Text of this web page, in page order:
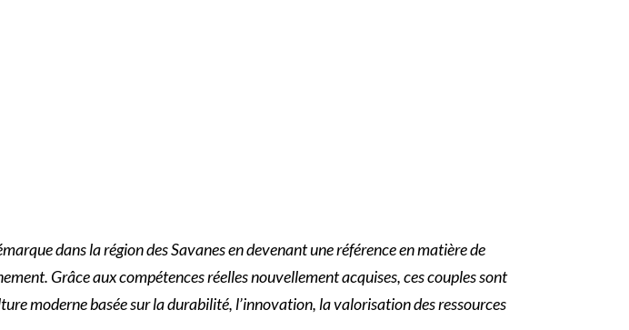
dans la région des Savanes en devenant une référence en matière de
Grâce aux compétences réelles nouvellement acquises, ces couples sont
moderne basée sur la durabilité, l’innovation, la valorisation des ressources